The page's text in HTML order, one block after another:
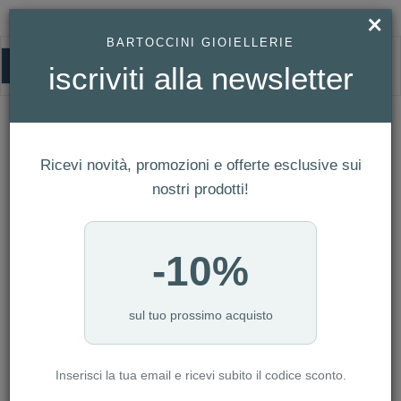
HOMEPAGE BRACCIALE KARL LAGERFELD REF. KLAYC26
Bracciale Karl Lagerfeld Ref. KLAYC26
×
BARTOCCINI GIOIELLERIE
iscriviti alla newsletter
Ricevi novità, promozioni e offerte esclusive sui
nostri prodotti!
-10%
sul tuo prossimo acquisto
Inserisci la tua email e ricevi subito il codice sconto.